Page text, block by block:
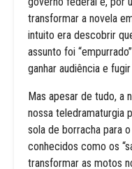
transformar a novela
intuito era descobrir
assunto foi
ganhar audiência e
Mas apesar de tudo, a
nossa teledramaturgia
sola de borracha para
conhecidos como os
transformar as motos